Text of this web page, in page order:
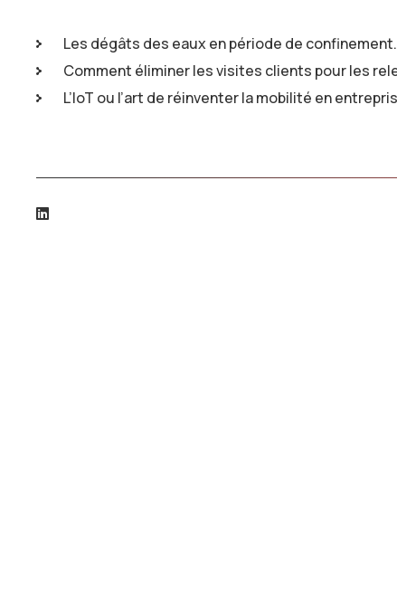
Les dégâts des eaux en période de confinement.
Comment éliminer les visites clients pour les
L’IoT ou l’art de réinventer la mobilité en